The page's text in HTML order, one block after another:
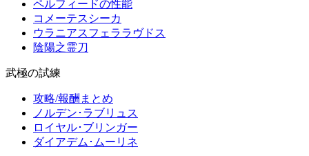
ペルフィードの性能
コメーテスシーカ
ウラニアスフェララヴドス
陰陽之霊刀
武極の試練
攻略/報酬まとめ
ノルデン･ラブリュス
ロイヤル･ブリンガー
ダイアデム･ムーリネ